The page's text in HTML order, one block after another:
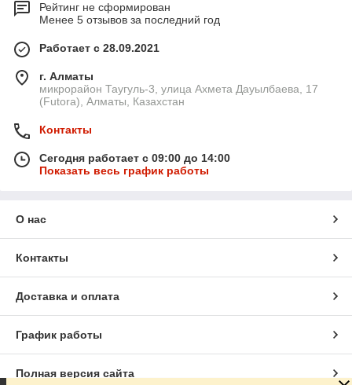
Рейтинг не сформирован
Менее 5 отзывов за последний год
Работает с 28.09.2021
г. Алматы
микрорайон Таугуль-3, улица Ахмета Дауылбаева, 17
(Futora), Алматы, Казахстан
Контакты
Сегодня работает с 09:00 до 14:00
Показать весь график работы
О нас
Контакты
Доставка и оплата
График работы
Полная версия сайта